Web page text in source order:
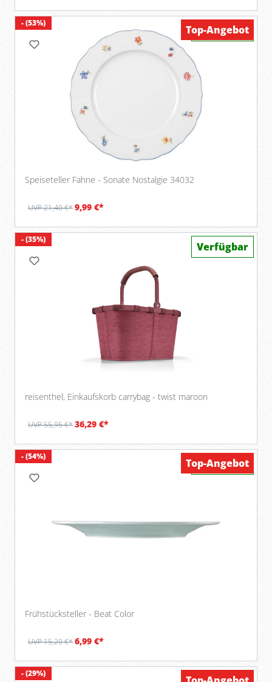
- (53%)
Speiseteller Fahne - Sonate Nostalgie 34032
UVP 21,40 €*9,99 €*
Verfügbar
Top-Angebot
- (35%)
reisenthel, Einkaufskorb carrybag - twist maroon
UVP 55,95 €*36,29 €*
Verfügbar
- (54%)
Frühstücksteller - Beat Color
UVP 15,20 €*6,99 €*
Verfügbar
Top-Angebot
- (29%)